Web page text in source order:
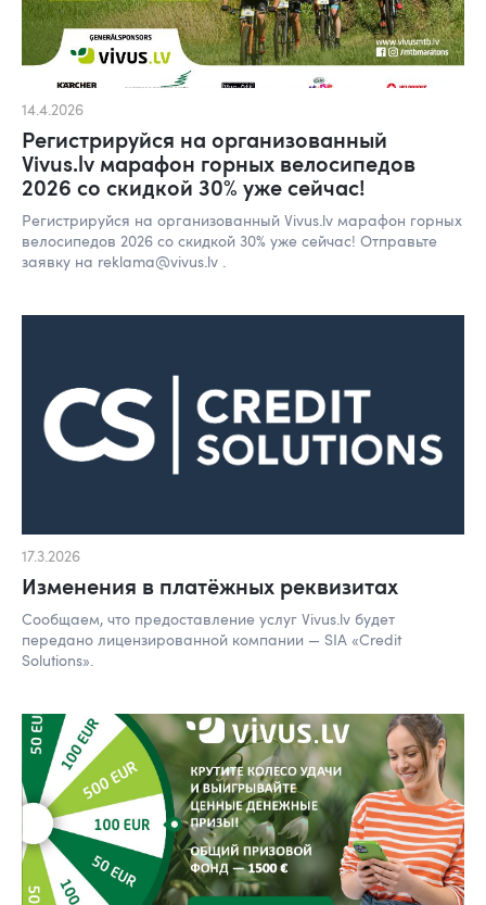
14.4.2026
Регистрируйся на организованный
Vivus.lv марафон горных велосипедов
2026 со скидкой 30% уже сейчас!
Регистрируйся на организованный Vivus.lv марафон горных
велосипедов 2026 со скидкой 30% уже сейчас! Отправьте
заявку на reklama@vivus.lv .
17.3.2026
Изменения в платёжных реквизитах
Сообщаем, что предоставление услуг Vivus.lv будет
передано лицензированной компании — SIA «Credit
Solutions».